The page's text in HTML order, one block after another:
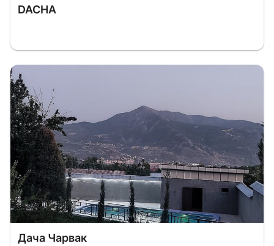
DACHA
Дача Чарвак